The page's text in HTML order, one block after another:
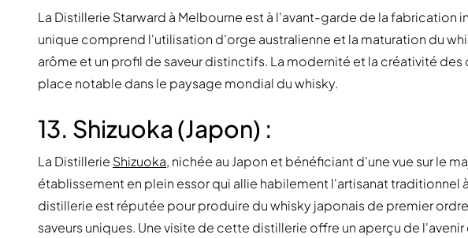
La Distillerie Starward à Melbourne est à l'avant-garde de la fabrication
unique comprend l'utilisation d'orge australienne et la maturation du
arôme et un profil de saveur distinctifs. La modernité et la créativité des
place notable dans le paysage mondial du whisky.
13. Shizuoka (Japon) :
La Distillerie Shizuoka, nichée au Japon et bénéficiant d'une vue sur le
établissement en plein essor qui allie habilement l'artisanat traditionnel
distillerie est réputée pour produire du whisky japonais de premier
saveurs uniques. Une visite de cette distillerie offre un aperçu de